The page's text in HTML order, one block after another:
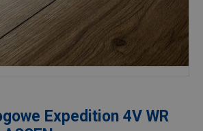
Expedition 4V WR